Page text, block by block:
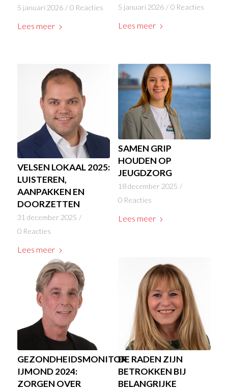
5 januari 2026 / 0 Reacties
Lees meer
5 januari 2026 / 0 Reacties
Lees meer
VELSEN LOKAAL 2025:
LUISTEREN,
AANPAKKEN EN
DOORZETTEN
31 december 2025 /
0 Reacties
Lees meer
SAMEN GRIP
HOUDEN OP
JEUGDZORG
18 december 2025 /
0 Reacties
Lees meer
GEZONDHEIDSMONITOR
IJMOND 2024:
ZORGEN OVER
DE RADEN ZIJN
BETROKKEN BIJ
BELANGRIJKE